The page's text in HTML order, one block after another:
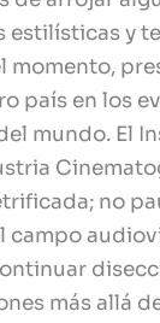
estilísticas y
momento,
país en los
mundo. El
no
campo
más allá